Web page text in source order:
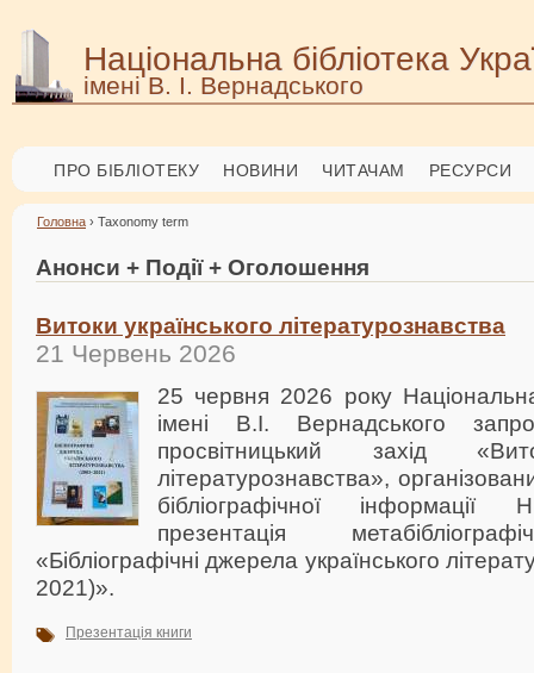
Національна бібліотека
імені В. І. Вернадського
ПРО БІБЛІОТЕКУ НОВИНИ ЧИТАЧАМ РЕСУРСИ
Головна › Taxonomy term
Анонси + Події + Оголошення
Витоки українського літературознавства
21 Червень 2026
25 червня 2026 року Національна
імені В.І. Вернадського
просвітницький захід
літературознавства»,
бібліографічної інформації
презентація
«Бібліографічні джерела українського
2021)».
Презентація книги